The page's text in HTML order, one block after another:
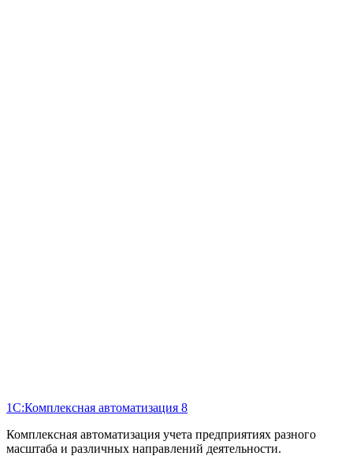
1С:Комплексная автоматизация 8
Комплексная автоматизация учета предприятиях разного
масштаба и различных направлений деятельности.